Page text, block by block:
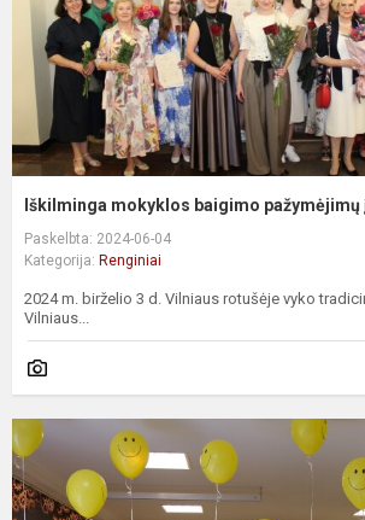
Iškilminga mokyklos baigimo
Paskelbta: 2024-06-04
Kategorija: Renginiai
2024 m. birželio 3 d. Vilniaus rotušėje vyko
Vilniaus...